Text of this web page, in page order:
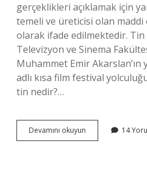
gerçeklikleri açıklamak için
temeli ve üreticisi olan maddi
olarak ifade edilmektedir. Tin
Televizyon ve Sinema
Muhammet Emir Akarslan’ın
adlı kısa film festival
tin nedir?…
Devamını okuyun
Sahibi
14